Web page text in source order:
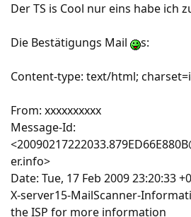
Der TS is Cool nur eins habe ich
Die Bestätigungs Mail s:
Content-type: text/html;
From: xxxxxxxxxx
Message-Id:
er.info>
Date: Tue, 17 Feb 2009 23:20:33
X-server15-MailScanner-
the ISP for more information